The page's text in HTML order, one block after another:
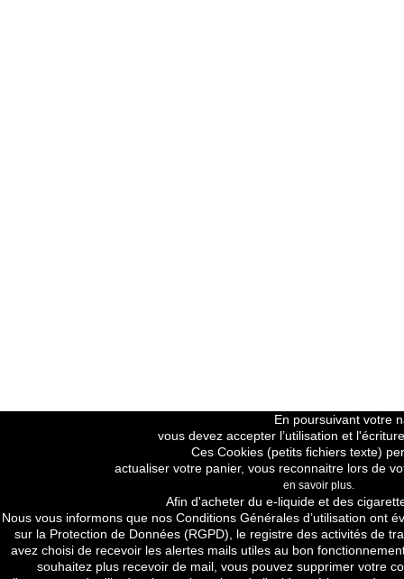
En poursuivant votre
vous devez accepter l’utilisation et
Ces Cookies (petits fichiers texte)
actualiser votre panier, vous reconnaitre lors de
en savoir plus.
Afin d'acheter du e-liquide et des
Nous vous informons que nos Conditions Générales d’utilisation ont
sur la Protection de Données (RGPD), le registre des activités de
avez choisi de recevoir les alertes mails utiles au bon
souhaitez plus recevoir de mail, vous pouvez supprimer votre